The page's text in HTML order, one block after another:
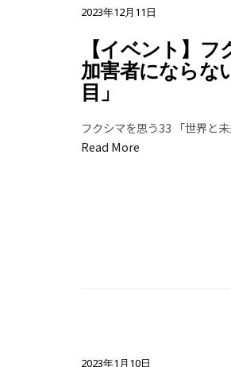
2023年12月11日
【イベント】
加害者にならな
目」
フクシマを思う33 「世界と
Read More
2023年1月10日